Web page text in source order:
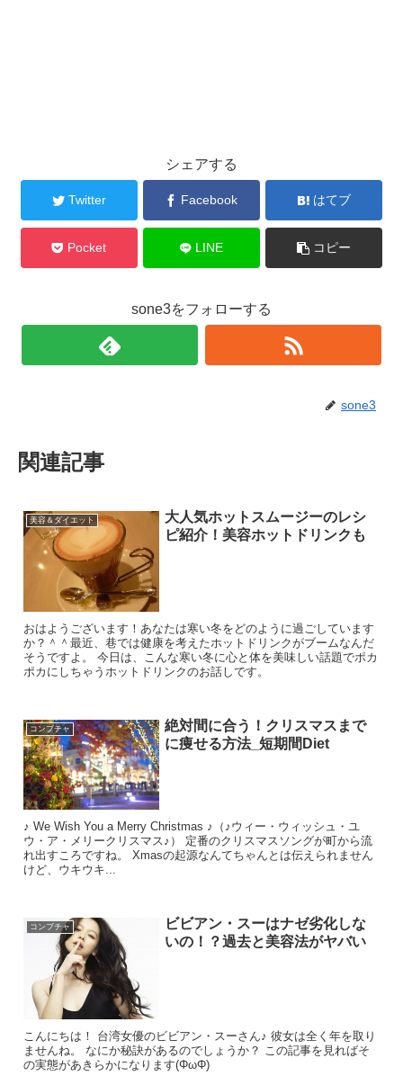
シェアする
Twitter Facebook はてブ
Pocket LINE コピー
sone3をフォローする
sone3
関連記事
美容＆ダイエット
大人気ホットスムージーのレシ
ピ紹介！美容ホットドリンクも
おはようございます！あなたは寒い冬をどのように過ごしています
か？＾＾最近、巷では健康を考えたホットドリンクがブームなんだ
そうですよ。 今日は、こんな寒い冬に心と体を美味しい話題でポカ
ポカにしちゃうホットドリンクのお話しです。
コンブチャ
絶対間に合う！クリスマスまで
に痩せる方法_短期間Diet
♪ We Wish You a Merry Christmas ♪（♪ウィー・ウィッシュ・ユ
ウ・ア・メリークリスマス♪） 定番のクリスマスソングが町から流
れ出すころですね。 Xmasの起源なんてちゃんとは伝えられません
けど、ウキウキ...
コンブチャ
ビビアン・スーはナゼ劣化しな
いの！？過去と美容法がヤバい
こんにちは！ 台湾女優のビビアン・スーさん♪ 彼女は全く年を取り
ませんね。 なにか秘訣があるのでしょうか？ この記事を見ればそ
の実態があきらかになります(ΦωΦ)